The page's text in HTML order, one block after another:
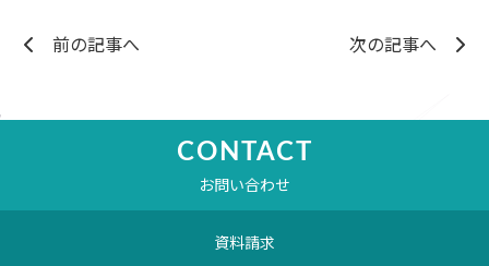
前の記事へ 次の記事へ
CONTACT
お問い合わせ
資料請求